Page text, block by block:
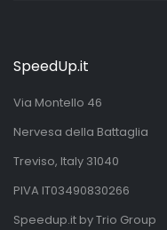
SpeedUp.it
Via Montello 46
Nervesa della Battaglia
Treviso, Italy 31040
PIVA IT03490830266
Speedup.it by Trio Group